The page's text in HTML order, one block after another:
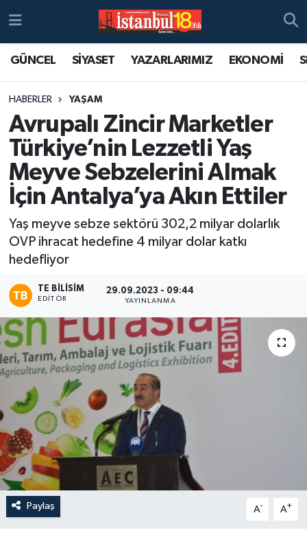
GÜNCEL SİYASET YAZARLARIMIZ EKONOMİ
HABERLER YAŞAM
Avrupalı Zincir Marketler
Türkiye’nin Lezzetli Yaş
Meyve Sebzelerini Almak
İçin Antalya’ya Akın Ettiler
Yaş meyve sebze sektörü 302,2 milyar dolarlık
OVP ihracat hedefine 4 milyar dolar katkı
hedefliyor
TE BILISIM
EDITÖR
29.09.2023 - 09:44
YAYINLANMA
Paylaş A- A+